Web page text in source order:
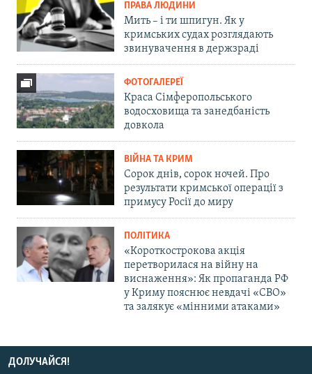
ПРАВА ЛЮДИНИ
Мить – і ти шпигун. Як у
кримських судах розглядають
звинувачення в держзраді
ФОТОГАЛЕРЕЇ
Краса Сімферопольського
водосховища та занедбаність
довкола
ВІЙНА ТА КРИМ
Сорок днів, сорок ночей. Про
результати кримської операції з
примусу Росії до миру
ПОЛІТИКА
«Короткострокова акція
перетворилася на війну на
виснаження»: Як пропаганда РФ
у Криму пояснює невдачі «СВО»
та залякує «мінними атаками»
ДОЛУЧАЙСЯ!